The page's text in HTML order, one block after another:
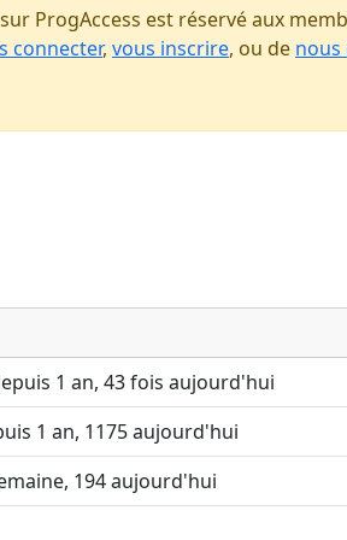
ProgAccess est réservé aux
connecter, vous inscrire, ou de
1 an, 43 fois aujourd'hui
1 an, 1175 aujourd'hui
194 aujourd'hui